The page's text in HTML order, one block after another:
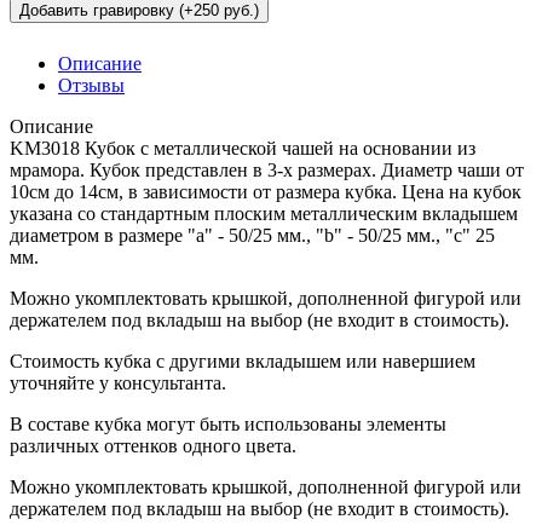
Добавить гравировку (+250 руб.)
Описание
Отзывы
Описание
KM3018 Кубок с металлической чашей на основании из
мрамора. Кубок представлен в 3-х размерах. Диаметр чаши от
10см до 14см, в зависимости от размера кубка. Цена на кубок
указана со стандартным плоским металлическим вкладышем
диаметром в размере "a" - 50/25 мм., "b" - 50/25 мм., "c" 25
мм.
Можно укомплектовать крышкой, дополненной фигурой или
держателем под вкладыш на выбор (не входит в стоимость).
Стоимость кубка с другими вкладышем или навершием
уточняйте у консультанта.
В составе кубка могут быть использованы элементы
различных оттенков одного цвета.
Можно укомплектовать крышкой, дополненной фигурой или
держателем под вкладыш на выбор (не входит в стоимость).